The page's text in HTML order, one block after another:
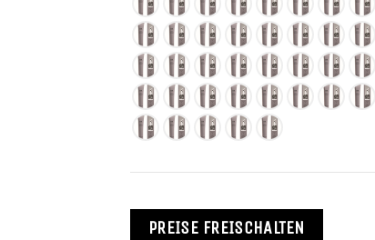
PREISE FREISCHALTEN